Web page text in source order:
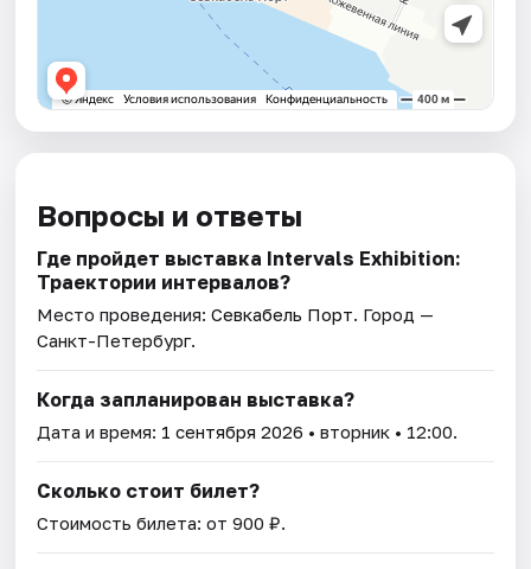
Вопросы и ответы
Где пройдет выставка Intervals Exhibition:
Траектории интервалов?
Место проведения:Севкабель Порт. Город —
Санкт-Петербург.
Когда запланирован выставка?
Дата и время: 1 сентября 2026 • вторник • 12:00.
Сколько стоит билет?
Стоимость билета: от 900 ₽.